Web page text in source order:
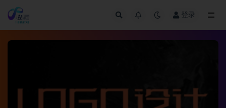
登录